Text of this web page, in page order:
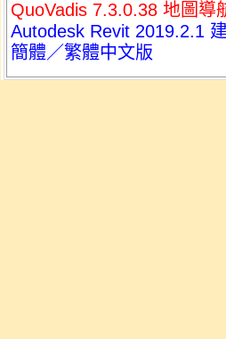
QuoVadis 7.3.0.38 地圖導
Autodesk Revit 2019.2.1
簡體／繁體中文版